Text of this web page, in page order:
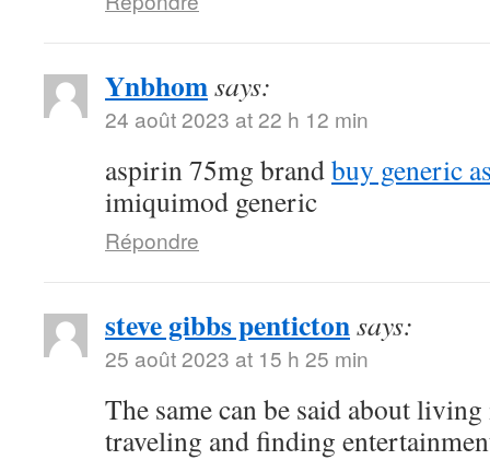
Ynbhomsays:
24 août 2023 at 22 h 12 min
aspirin 75mg brandbuy generic
imiquimod generic
Répondre
steve gibbs pentictonsays:
25 août 2023 at 15 h 25 min
The same can be said about
traveling and finding